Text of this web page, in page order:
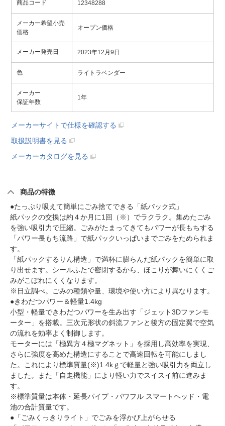
商品コード 12348288
メーカー希望小売
価格
オープン価格
メーカー発売日 2023年12月9日
色 ライトラベンダー
メーカー
保証年数
1年
メーカーサイトで仕様を確認する
取扱説明書を見る
メーカーカタログを見る
商品の特徴
●たっぷり吸えて簡単にごみ捨てできる「紙パック式」
紙パックの交換は約４か月に1回（※）でラクラク。集めたごみ
を強い吸引力で圧縮。ごみがたまってきてもパワーが長もちする
「パワー長もち流路」で紙パックいっぱいまでごみをためられま
す。
「紙パックするりん構造」で満杯に膨らんだ紙パックを簡単に取
り出せます。シールふたで密閉するから、ほこりが舞いにくくご
みがこぼれにくくなります。
※日立調べ。ごみの種類や量、環境や使い方により異なります。
●きわだつパワー＆軽量1.4kg
小型・軽量できわだつパワーを生み出す「ジェット3Dファンモ
ーター」を搭載。三次元形状の斜流ファンと後方の固定翼で空気
の流れを効率よく制御します。
モーターには「極異方４極マグネット」を採用し高効率を実現、
さらに強度を高めた構造にすることで高速回転を可能にしまし
た。これにより標準質量(※)1.4kｇで軽量と強い吸引力を両立し
ました。また「自走機能」により軽い力でスイスイ前に進みま
す。
※標準質量は本体・延長パイプ・パワフル スマートヘッド・電
池の合計質量です。
●「ごみくっきりライト」でごみを浮かび上がらせる